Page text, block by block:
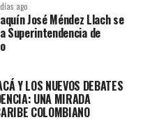
ago
José Méndez Llach se
de
Y LOS NUEVOS DEBATES
UNA MIRADA
COLOMBIANO